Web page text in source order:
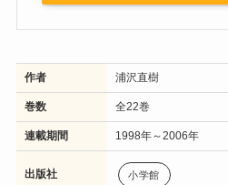
作者 浦沢直樹
巻数 全22巻
連載期間 1998年～2006年
出版社 小学館